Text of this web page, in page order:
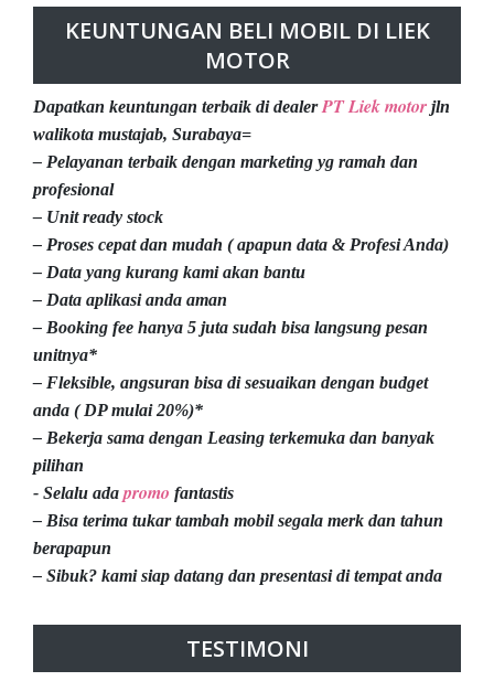
KEUNTUNGAN BELI MOBIL DI LIEK
MOTOR
Dapatkan keuntungan terbaik di dealerPT Liek motor jln
walikota mustajab, Surabaya=
– Pelayanan terbaik dengan marketing yg ramah dan
profesional
– Unit ready stock
– Proses cepat dan mudah ( apapun data & Profesi Anda)
– Data yang kurang kami akan bantu
– Data aplikasi anda aman
– Booking fee hanya 5 juta sudah bisa langsung pesan
unitnya*
– Fleksible, angsuran bisa di sesuaikan dengan budget
anda ( DP mulai 20%)*
– Bekerja sama dengan Leasing terkemuka dan banyak
pilihan
- Selalu ada promo fantastis
– Bisa terima tukar tambah mobil segala merk dan tahun
berapapun
– Sibuk? kami siap datang dan presentasi di tempat anda
TESTIMONI